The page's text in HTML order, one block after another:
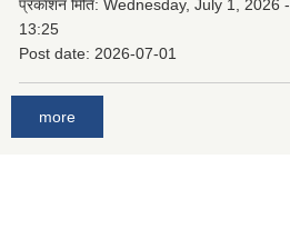
प्रकाशन मिति: Wednesday, July 1, 2026 -
13:25
Post date: 2026-07-01
more